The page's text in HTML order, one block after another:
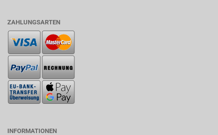
ZAHLUNGSARTEN
INFORMATIONEN